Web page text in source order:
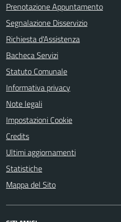
Prenotazione Appuntamento
Segnalazione Disservizio
Richiesta d'Assistenza
Bacheca Servizi
Statuto Comunale
Informativa privacy
Note legali
Impostazioni Cookie
Credits
Ultimi aggiornamenti
Statistiche
Mappa del Sito